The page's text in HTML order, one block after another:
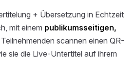
+ Übersetzung in Echtzeit
mit einem publikumsseitigen,
scannen einen QR-
sie die Live-Untertitel auf ihrem